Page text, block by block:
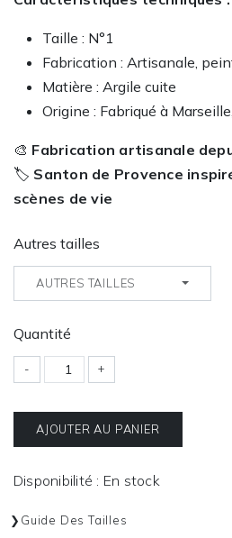
Taille : N°1
Fabrication : Artisanale,
Matière : Argile cuite
Origine : Fabriqué à
🎨 Fabrication artisanale
🏷️ Santon de Provence
scènes de vie
Autres tailles
AUTRES TAILLES
Quantité
- +
AJOUTER AU PANIER
Disponibilité : En stock
Guide Des Tailles